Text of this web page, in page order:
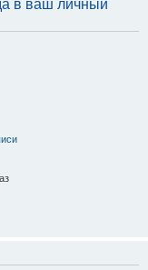
с
в ваш личный